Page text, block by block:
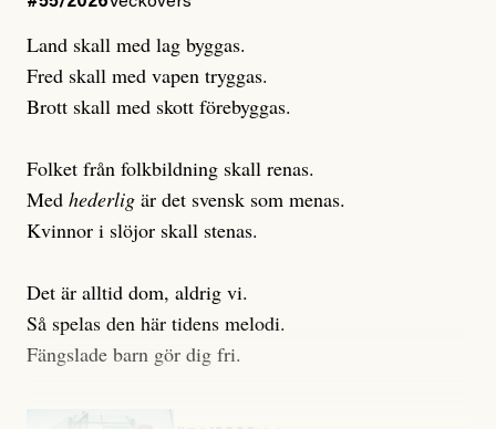
Land skall med lag byggas.
Fred skall med vapen tryggas.
Brott skall med skott förebyggas.
Folket från folkbildning skall renas.
Med hederlig är det svensk som menas.
Kvinnor i slöjor skall stenas.
Det är alltid dom, aldrig vi.
Så spelas den här tidens melodi.
Fängslade barn gör dig fri.